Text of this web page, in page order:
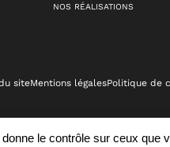
NOS RÉALISATIONS
siteMentions légalesPolitique de
le contrôle sur ceux que